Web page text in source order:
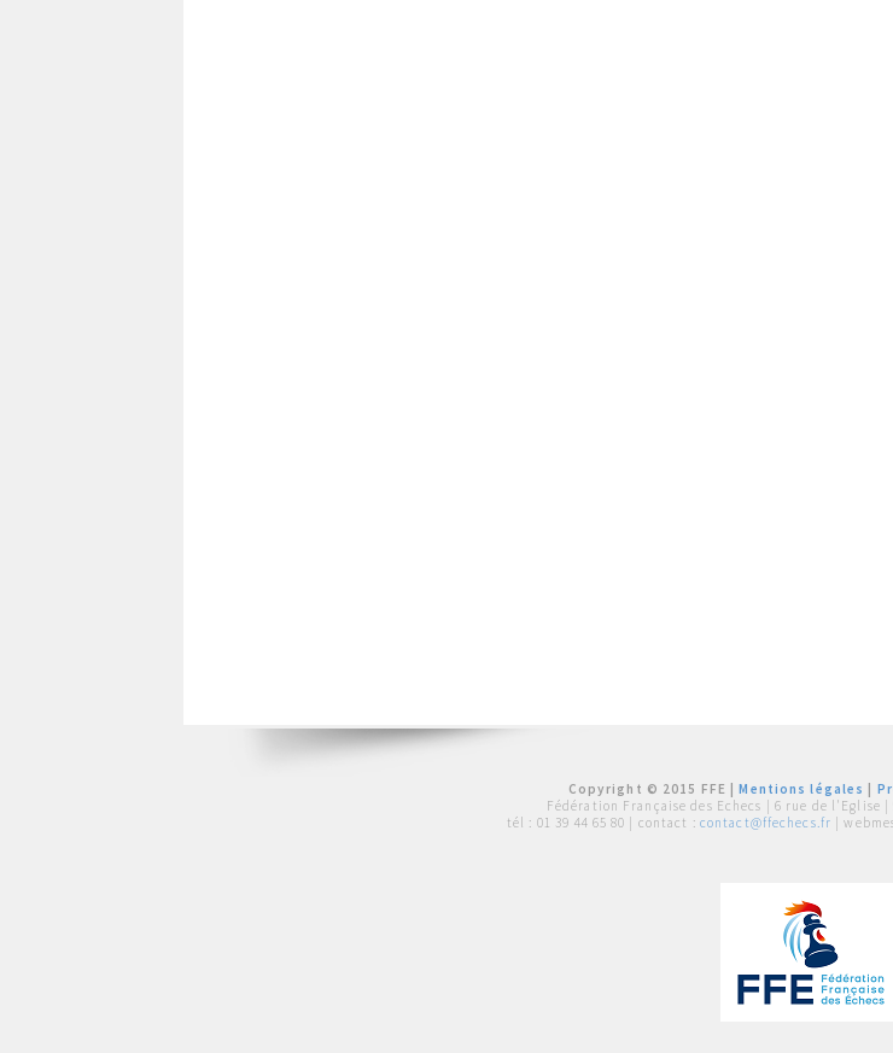
Copyright © 2015 FFE |Mentions légales
Fédération Française des Echecs | 6 rue de l'Eglise |
tél : 01 39 44 65 80 | contact : contact@ffechecs.fr |